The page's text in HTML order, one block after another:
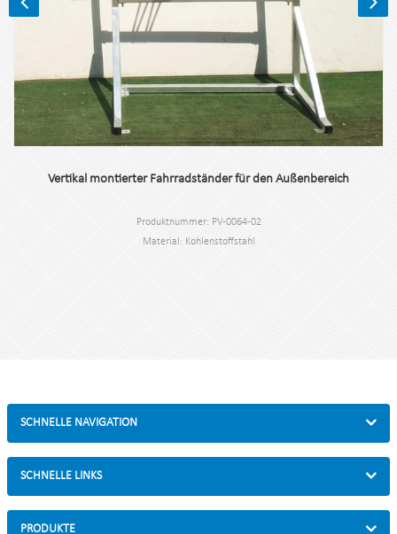
Vertikal montierter Fahrradständer für den Außenbereich
Produktnummer: PV-0064-02
Material: Kohlenstoffstahl
SCHNELLE NAVIGATION
SCHNELLE LINKS
PRODUKTE